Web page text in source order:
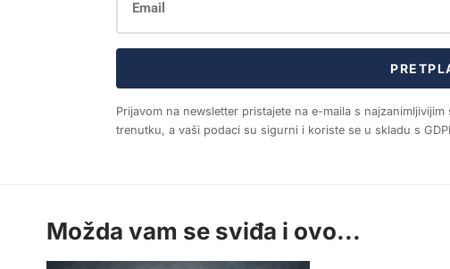
Prijavom na newsletter pristajete na e-maila s
trenutku, a vaši podaci su sigurni i koriste se u skladu s
Možda vam se sviđa i ovo...